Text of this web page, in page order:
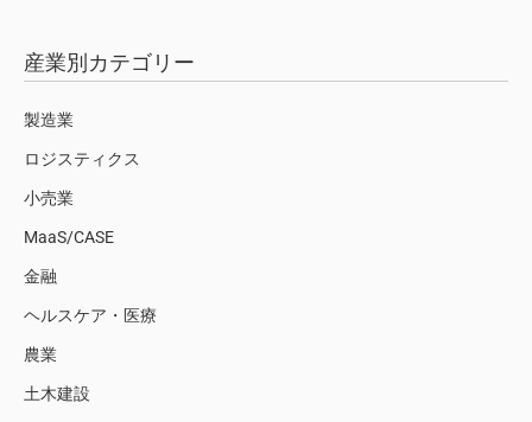
産業別カテゴリー
製造業
ロジスティクス
小売業
MaaS/CASE
金融
ヘルスケア・医療
農業
土木建設